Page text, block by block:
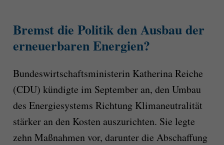
Bremst die Politik den Ausbau der
erneuerbaren Energien?
Bundeswirtschaftsministerin Katherina Reiche
(CDU) kündigte im September an, den Umbau
des Energiesystems Richtung Klimaneutralität
stärker an den Kosten auszurichten. Sie legte
zehn Maßnahmen vor, darunter die Abschaffung